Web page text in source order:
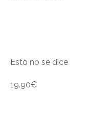
Esto no se dice
19.90€